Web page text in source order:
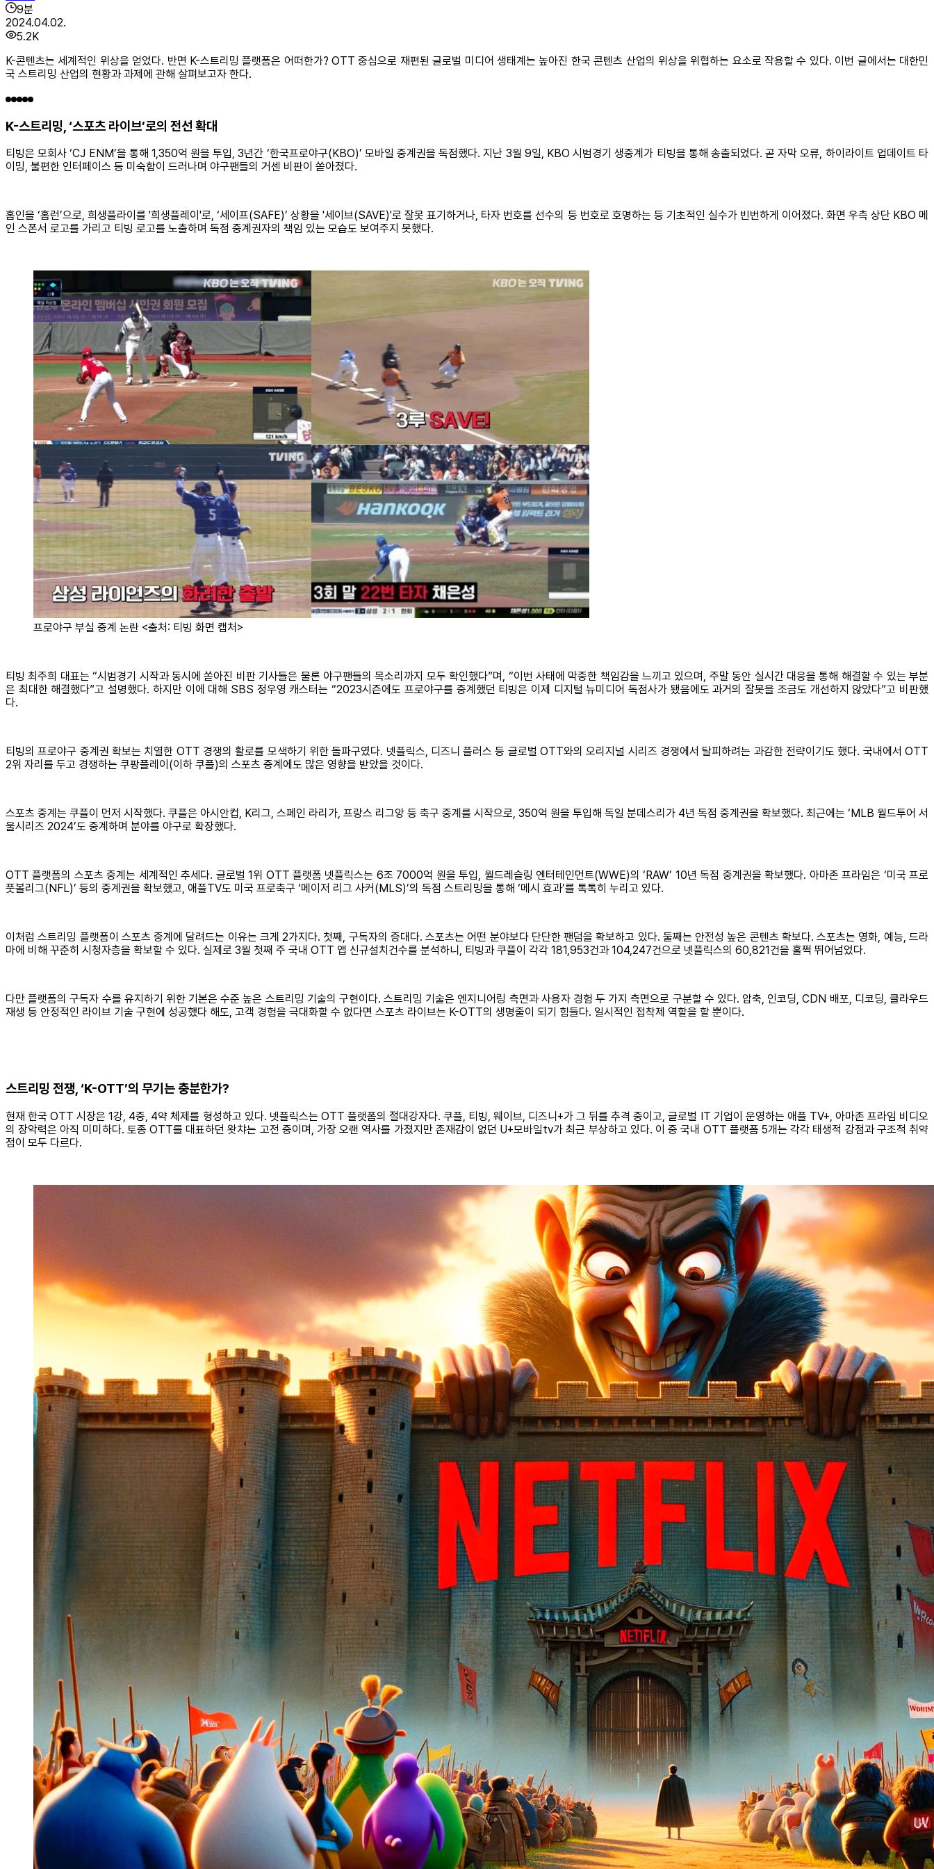
9분
2024.04.02.
5.2K
K-콘텐츠는 세계적인 위상을 얻었다. 반면 K-스트리밍 플랫폼은 어떠한가? OTT 중심으로 재편된 글로벌 미디어 생태계는 높아진 한국 콘텐츠 산업의 위상을 위협하는 요소로 작용할 수 있다. 이번 글에서는 대한민
국 스트리밍 산업의 현황과 과제에 관해 살펴보고자 한다.
K-스트리밍, ‘스포츠 라이브’로의 전선 확대
티빙은 모회사 ‘CJ ENM’을 통해 1,350억 원을 투입, 3년간 ‘한국프로야구(KBO)’ 모바일 중계권을 독점했다. 지난 3월 9일, KBO 시범경기 생중계가 티빙을 통해 송출되었다. 곧 자막 오류, 하이라이트 업데이트 타
이밍, 불편한 인터페이스 등 미숙함이 드러나며 야구팬들의 거센 비판이 쏟아졌다.
홈인을 ‘홈런’으로, 희생플라이를 '희생플레이'로, ‘세이프(SAFE)’ 상황을 '세이브(SAVE)'로 잘못 표기하거나, 타자 번호를 선수의 등 번호로 호명하는 등 기초적인 실수가 빈번하게 이어졌다. 화면 우측 상단 KBO 메
인 스폰서 로고를 가리고 티빙 로고를 노출하며 독점 중계권자의 책임 있는 모습도 보여주지 못했다.
프로야구 부실 중계 논란 <출처: 티빙 화면 캡처>
티빙 최주희 대표는 “시범경기 시작과 동시에 쏟아진 비판 기사들은 물론 야구팬들의 목소리까지 모두 확인했다”며, “이번 사태에 막중한 책임감을 느끼고 있으며, 주말 동안 실시간 대응을 통해 해결할 수 있는 부분
은 최대한 해결했다”고 설명했다. 하지만 이에 대해 SBS 정우영 캐스터는 “2023시즌에도 프로야구를 중계했던 티빙은 이제 디지털 뉴미디어 독점사가 됐음에도 과거의 잘못을 조금도 개선하지 않았다”고 비판했
다.
티빙의 프로야구 중계권 확보는 치열한 OTT 경쟁의 활로를 모색하기 위한 돌파구였다. 넷플릭스, 디즈니 플러스 등 글로벌 OTT와의 오리지널 시리즈 경쟁에서 탈피하려는 과감한 전략이기도 했다. 국내에서 OTT
2위 자리를 두고 경쟁하는 쿠팡플레이(이하 쿠플)의 스포츠 중계에도 많은 영향을 받았을 것이다.
스포츠 중계는 쿠플이 먼저 시작했다. 쿠플은 아시안컵, K리그, 스페인 라리가, 프랑스 리그앙 등 축구 중계를 시작으로, 350억 원을 투입해 독일 분데스리가 4년 독점 중계권을 확보했다. 최근에는 ‘MLB 월드투어 서
울시리즈 2024’도 중계하며 분야를 야구로 확장했다.
OTT 플랫폼의 스포츠 중계는 세계적인 추세다. 글로벌 1위 OTT 플랫폼 넷플릭스는 6조 7000억 원을 투입, 월드레슬링 엔터테인먼트(WWE)의 ‘RAW’ 10년 독점 중계권을 확보했다. 아마존 프라임은 ‘미국 프로
풋볼리그(NFL)’ 등의 중계권을 확보했고, 애플TV도 미국 프로축구 ‘메이저 리그 사커(MLS)’의 독점 스트리밍을 통해 ‘메시 효과’를 톡톡히 누리고 있다.
이처럼 스트리밍 플랫폼이 스포츠 중계에 달려드는 이유는 크게 2가지다. 첫째, 구독자의 증대다. 스포츠는 어떤 분야보다 단단한 팬덤을 확보하고 있다. 둘째는 안전성 높은 콘텐츠 확보다. 스포츠는 영화, 예능, 드라
마에 비해 꾸준히 시청자층을 확보할 수 있다. 실제로 3월 첫째 주 국내 OTT 앱 신규설치건수를 분석하니, 티빙과 쿠플이 각각 181,953건과 104,247건으로 넷플릭스의 60,821건을 훌쩍 뛰어넘었다.
다만 플랫폼의 구독자 수를 유지하기 위한 기본은 수준 높은 스트리밍 기술의 구현이다. 스트리밍 기술은 엔지니어링 측면과 사용자 경험 두 가지 측면으로 구분할 수 있다. 압축, 인코딩, CDN 배포, 디코딩, 클라우드
재생 등 안정적인 라이브 기술 구현에 성공했다 해도, 고객 경험을 극대화할 수 없다면 스포츠 라이브는 K-OTT의 생명줄이 되기 힘들다. 일시적인 접착제 역할을 할 뿐이다.
스트리밍 전쟁, ‘K-OTT’의 무기는 충분한가?
현재 한국 OTT 시장은 1강, 4중, 4약 체제를 형성하고 있다. 넷플릭스는 OTT 플랫폼의 절대강자다. 쿠플, 티빙, 웨이브, 디즈니+가 그 뒤를 추격 중이고, 글로벌 IT 기업이 운영하는 ​​애플 TV+, 아마존 프라임 비디오
의 장악력은 아직 미미하다. 토종 OTT를 대표하던 왓챠는 고전 중이며, 가장 오랜 역사를 가졌지만 존재감이 없던 U+모바일tv가 최근 부상하고 있다. 이 중 국내 OTT 플랫폼 5개는 각각 태생적 강점과 구조적 취약
점이 모두 다르다.